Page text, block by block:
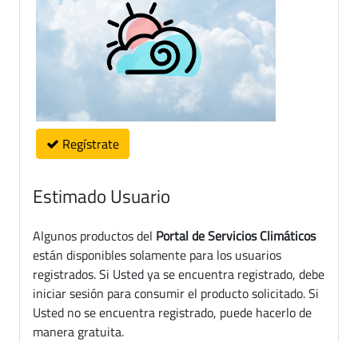
Regístrate
Estimado Usuario
Algunos productos del Portal de Servicios Climáticos
están disponibles solamente para los usuarios
registrados. Si Usted ya se encuentra registrado, debe
iniciar sesión para consumir el producto solicitado. Si
Usted no se encuentra registrado, puede hacerlo de
manera gratuita.